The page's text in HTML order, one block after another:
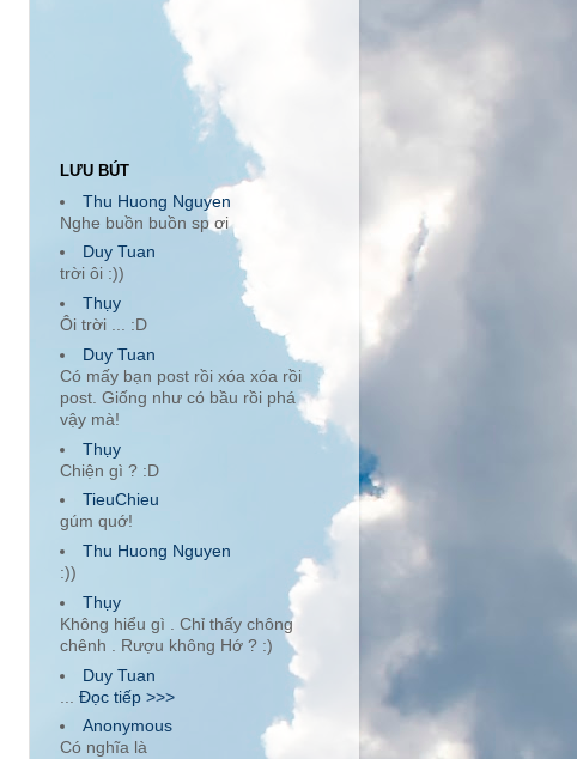
LƯU BÚT
Thu Huong Nguyen
Nghe buồn buồn sp ơi
Duy Tuan
trời ôi :))
Thụy
Ôi trời ... :D
Duy Tuan
Có mấy bạn post rồi xóa xóa rồi
post. Giống như có bầu rồi phá
vậy mà!
Thụy
Chiện gì ? :D
TieuChieu
gúm quớ!
Thu Huong Nguyen
:))
Thụy
Không hiểu gì . Chỉ thấy chông
chênh . Rượu không Hớ ? :)
Duy Tuan
Đọc tiếp >>>
Anonymous
Có nghĩa là